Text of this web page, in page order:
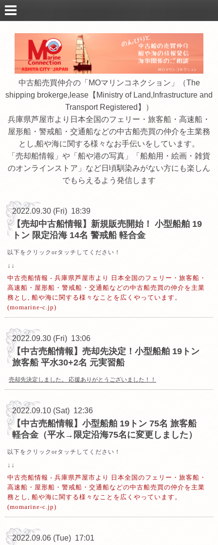
中古船売買仲介の「MOマリンコネクション」（The
shipping brokerge,lease【Ministry of Land,Infrastructure and
Transport Registered】）
兵庫県芦屋市より日本全国のフェリー・旅客船・高速船・
屋形船・警戒船・交通船などの中古船売買の仲介を主業務
とし,船や海に関する様々なお手伝いをしています。
「売却船情報」や「船や港の写真」「船舶用・絵画・雑貨
のオンラインストア」など日頃馴染みがない方にも楽しん
でもらえるよう発信します
2022.09.30 (Fri) 18:39
【売却中古船情報】新規販売開始！ 小型船舶 19
トン 限定沿海 14名 警戒船 軽合金
以下をクリックorタッチしてください！
↓↓
中古売船情報 - 兵庫県芦屋市より 日本全国のフェリー・旅客船・
高速船・屋形船・警戒船・交通船などの中古船売買の仲介を主業
務とし, 船や海に関する様々なことを広くやっています。
(momarine-c.jp)
2022.09.30 (Fri) 13:06
【中古売船情報】売却先決定！小型船舶 19トン
旅客船 平水30+2名 元実習船
売却先決定しました。 応援ありがとうございました！！
2022.09.10 (Sat) 12:36
【中古売船情報】小型船舶 19トン 75名 旅客船
軽合金（平水→限定沿海75名に変更しました）
以下をクリックorタッチしてください！
↓↓
中古売船情報 - 兵庫県芦屋市より 日本全国のフェリー・旅客船・
高速船・屋形船・警戒船・交通船などの中古船売買の仲介を主業
務とし, 船や海に関する様々なことを広くやっています。
(momarine-c.jp)
2022.09.06 (Tue) 17:01